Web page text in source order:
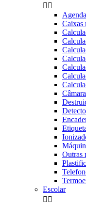
 
Caixas
Outras
Escolar
 